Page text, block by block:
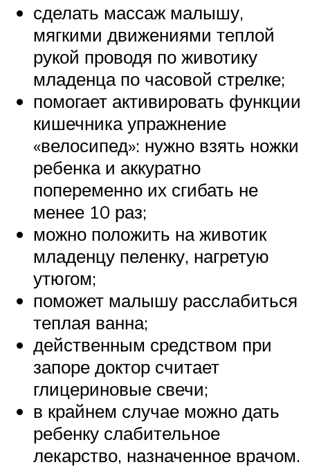
сделать массаж малышу,
мягкими движениями теплой
рукой проводя по животику
младенца по часовой стрелке;
помогает активировать функции
кишечника упражнение
«велосипед»: нужно взять ножки
ребенка и аккуратно
попеременно их сгибать не
менее 10 раз;
можно положить на животик
младенцу пеленку, нагретую
утюгом;
поможет малышу расслабиться
теплая ванна;
действенным средством при
запоре доктор считает
глицериновые свечи;
в крайнем случае можно дать
ребенку слабительное
лекарство, назначенное врачом.